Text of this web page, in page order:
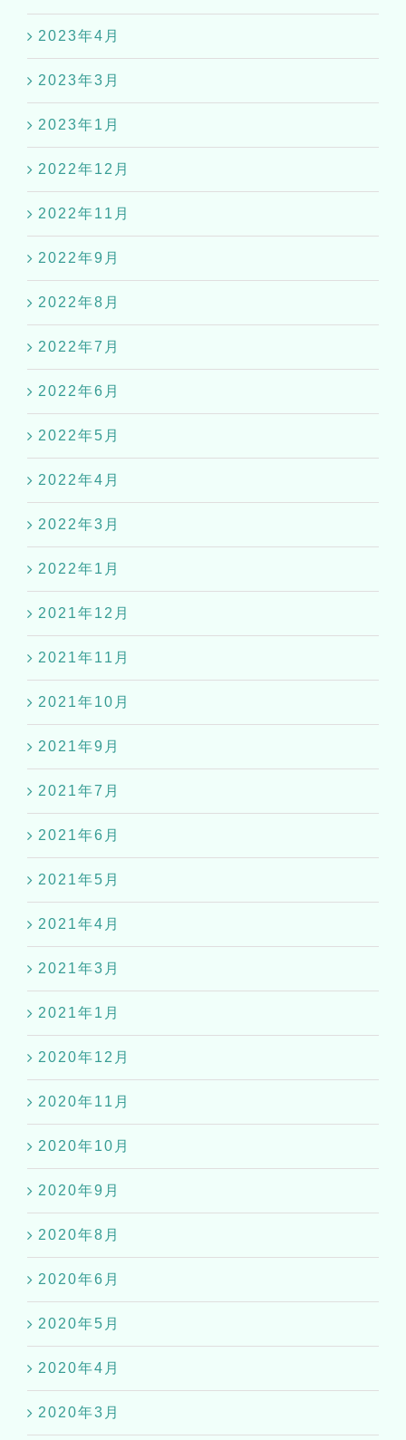
2023年4月
2023年3月
2023年1月
2022年12月
2022年11月
2022年9月
2022年8月
2022年7月
2022年6月
2022年5月
2022年4月
2022年3月
2022年1月
2021年12月
2021年11月
2021年10月
2021年9月
2021年7月
2021年6月
2021年5月
2021年4月
2021年3月
2021年1月
2020年12月
2020年11月
2020年10月
2020年9月
2020年8月
2020年6月
2020年5月
2020年4月
2020年3月